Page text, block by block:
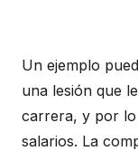
Un ejemplo
una lesión que
carrera, y por lo
salarios. La